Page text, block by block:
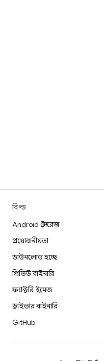
বিল্ড
Android স্টোরেজ
প্রয়োজনীয়তা
ডাউনলোড হচ্ছে
প্রিভিউ বাইনারি
ফ্যাক্টরি ইমেজ
ড্রাইভার বাইনারি
GitHub